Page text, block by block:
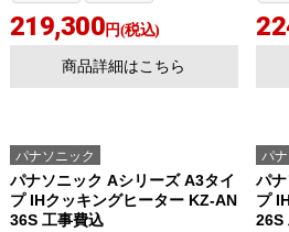
219,300円(税込)
商品詳細はこちら
パナソニック
パナソニック Aシリーズ A3タイ
プ IHクッキングヒーター KZ-AN
36S 工事費込
パ
パ
プ
26S